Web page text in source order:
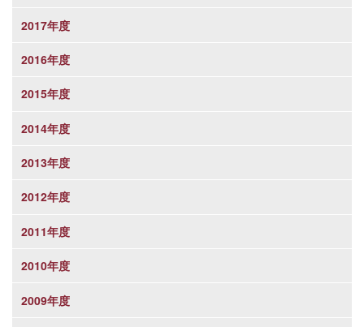
2017年度
2016年度
2015年度
2014年度
2013年度
2012年度
2011年度
2010年度
2009年度